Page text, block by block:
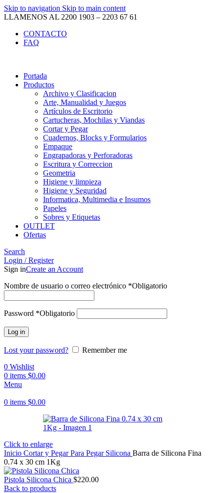
Skip to navigation Skip to main content
LLAMENOS AL 2200 1903 – 2203 67 61
CONTACTO
FAQ
Portada
Productos
Archivo y Clasificacion
Arte, Manualidad y Juegos
Artículos de Escritorio
Cartucheras, Mochilas y Viandas
Cortar y Pegar
Cuadernos, Blocks y Formularios
Empaque
Engrapadoras y Perforadoras
Escritura y Correccion
Geometria
Higiene y limpieza
Higiene y Seguridad
Informatica, Multimedia e Insumos
Papeles
Sobres y Etiquetas
OUTLET
Ofertas
Search
Login / Register
Sign inCreate an Account
Nombre de usuario o correo electrónico *Obligatorio
Password *Obligatorio
Log in
Lost your password?
Remember me
0 Wishlist
0 items $0.00
Menu
0 items $0.00
Click to enlarge
Inicio Cortar y PegarPara Pegar Silicona Barra de Silicona Fina
0.74 x 30 cm 1Kg
Pistola Silicona Chica $220.00
Back to products